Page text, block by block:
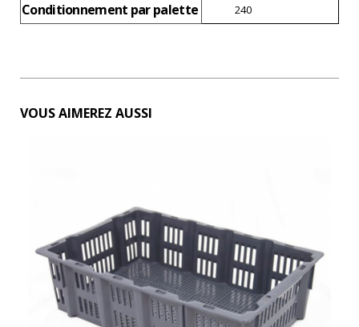
Conditionnement par palette 240
VOUS AIMEREZ AUSSI